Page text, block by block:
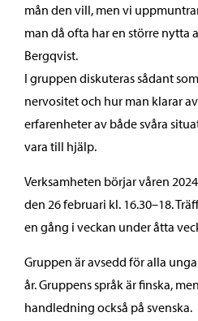
mån den vill, men vi
man då ofta har en större nytta
Bergqvist.
I gruppen diskuteras sådant
nervositet och hur man klarar
erfarenheter av både svåra
vara till hjälp.
Verksamheten börjar våren
den 26 februari kl. 16.30–18.
en gång i veckan under åtta
Gruppen är avsedd för alla
år. Gruppens språk är finska,
handledning också på svenska.